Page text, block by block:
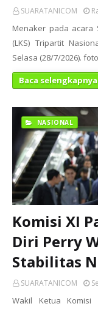
SUARATANICOM
Menaker pada acara
(LKS) Tripartit
Selasa (28/7/2026).
Baca selengkapnya
NASIONAL
Komisi XI
Diri Perry
Stabilitas
SUARATANICOM
Wakil Ketua